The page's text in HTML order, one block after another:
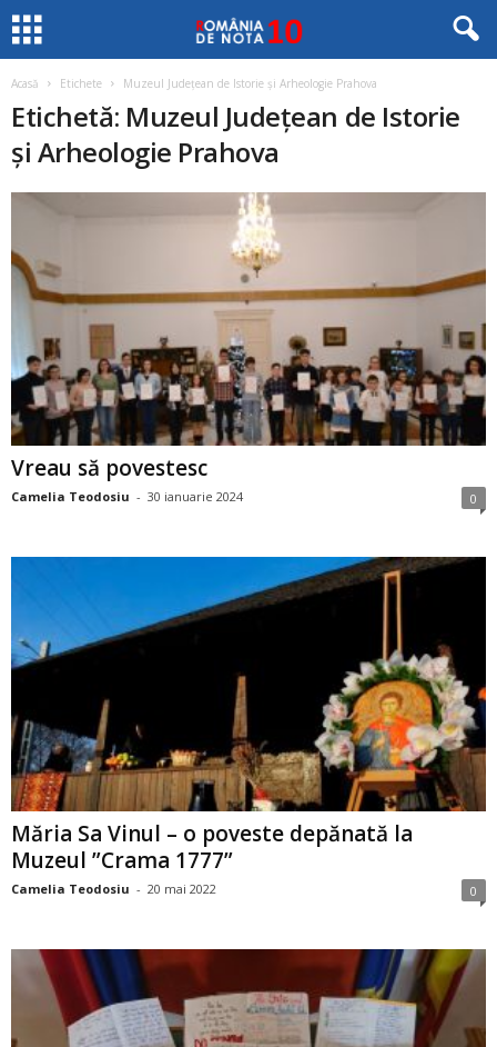
Acasă Etichete Muzeul Județean de Istorie și Arheologie Prahova
Etichetă: Muzeul Județean de Istorie
și Arheologie Prahova
Vreau să povestesc
Camelia Teodosiu - 30 ianuarie 2024 0
Măria Sa Vinul – o poveste depănată la
Muzeul ”Crama 1777”
Camelia Teodosiu - 20 mai 2022 0